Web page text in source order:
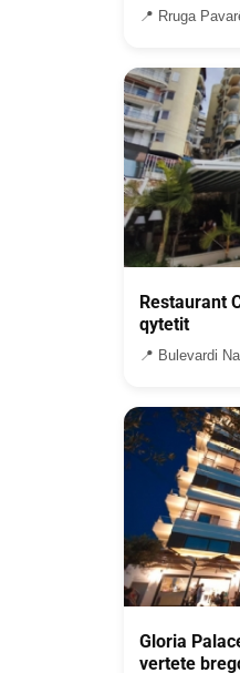
📍 Rruga
Restaurant
qytetit
📍 Bulevardi
Gloria
vertete